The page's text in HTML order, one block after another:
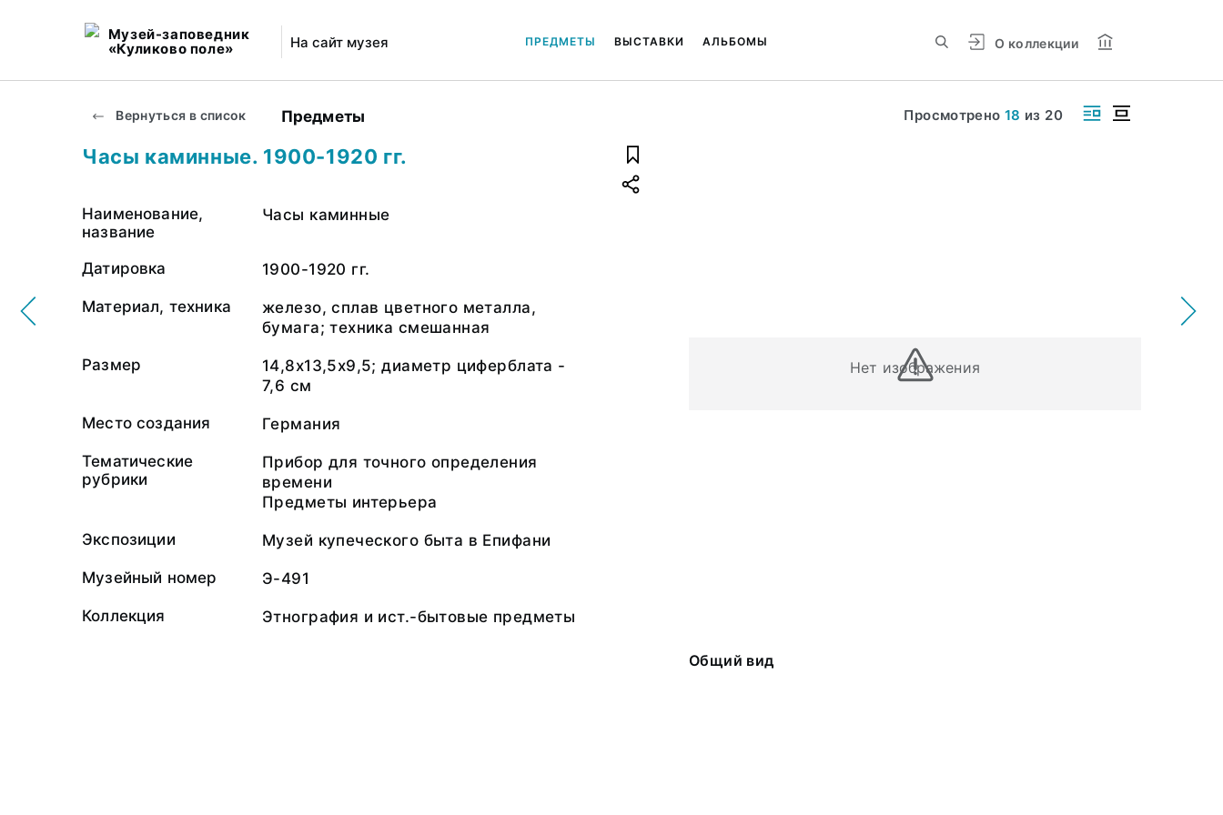
Музей-заповедник
«Куликово поле»
На сайт музея О коллекции
ПРЕДМЕТЫ ВЫСТАВКИ АЛЬБОМЫ
Вернуться в список Предметы Просмотрено 18 из 20
Нет изображения
Общий вид
Часы каминные. 1900-1920 гг.
Наименование,
название
Часы каминные
Датировка 1900-1920 гг.
Материал, техника
железо, сплав цветного металла,
бумага; техника смешанная
Размер
14,8х13,5х9,5; диаметр циферблата -
7,6 см
Место создания Германия
Тематические
рубрики
Прибор для точного определения
времени
Предметы интерьера
Экспозиции Музей купеческого быта в Епифани
Музейный номер Э-491
Коллекция Этнография и ист.-бытовые предметы